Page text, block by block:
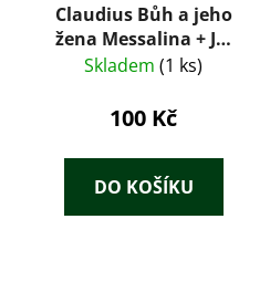
Claudius Bůh a jeho
žena Messalina + Já,
Claudius
Skladem (1 ks)
100 Kč
DO KOŠÍKU